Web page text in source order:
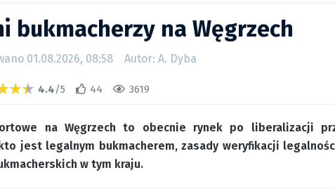
bukmacherzy na Węgrzech
01.08.2026, 08:58 Autor: A. Dyba
4.4/5 44 3619
na Węgrzech to obecnie rynek po liberalizacji
jest legalnym bukmacherem, zasady weryfikacji
w tym kraju.